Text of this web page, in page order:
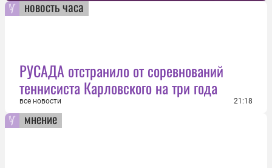
новость часа
РУСАДА отстранило от соревнований
теннисиста Карловского на три года
все новости 21:18
мнение